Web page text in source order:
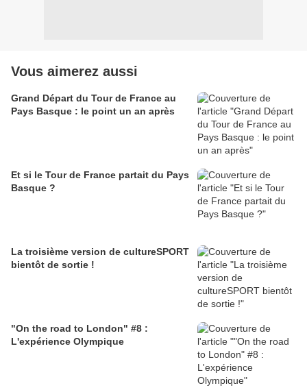
Vous aimerez aussi
Grand Départ du Tour de France au
Pays Basque : le point un an après
Et si le Tour de France partait du Pays
Basque ?
La troisième version de cultureSPORT
bientôt de sortie !
"On the road to London" #8 :
L'expérience Olympique